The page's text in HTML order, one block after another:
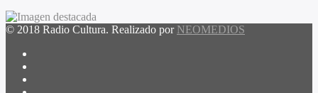
© 2018 Radio Cultura. Realizado por NEOMEDIOS